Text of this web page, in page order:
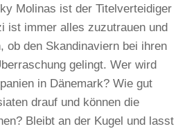
Molinas ist der Titelverteidiger
ist immer alles zuzutrauen und
ob den Skandinaviern bei ihren
gelingt. Wer wird
in Dänemark? Wie gut
drauf und können die
Bleibt an der Kugel und lasst